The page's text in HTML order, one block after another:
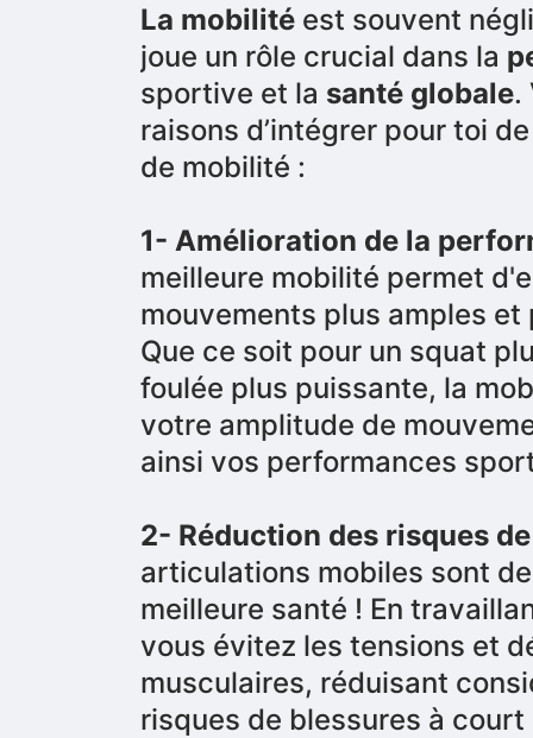
La mobilité est souvent
joue un rôle crucial dans la
sportive et la santé globale.
raisons d’intégrer pour toi
de mobilité :
1- Amélioration de la
meilleure mobilité permet
mouvements plus amples
Que ce soit pour un squat
foulée plus puissante, la
votre amplitude de
ainsi vos performances
2- Réduction des risques
articulations mobiles sont
meilleure santé ! En
vous évitez les tensions et
musculaires, réduisant
risques de blessures à